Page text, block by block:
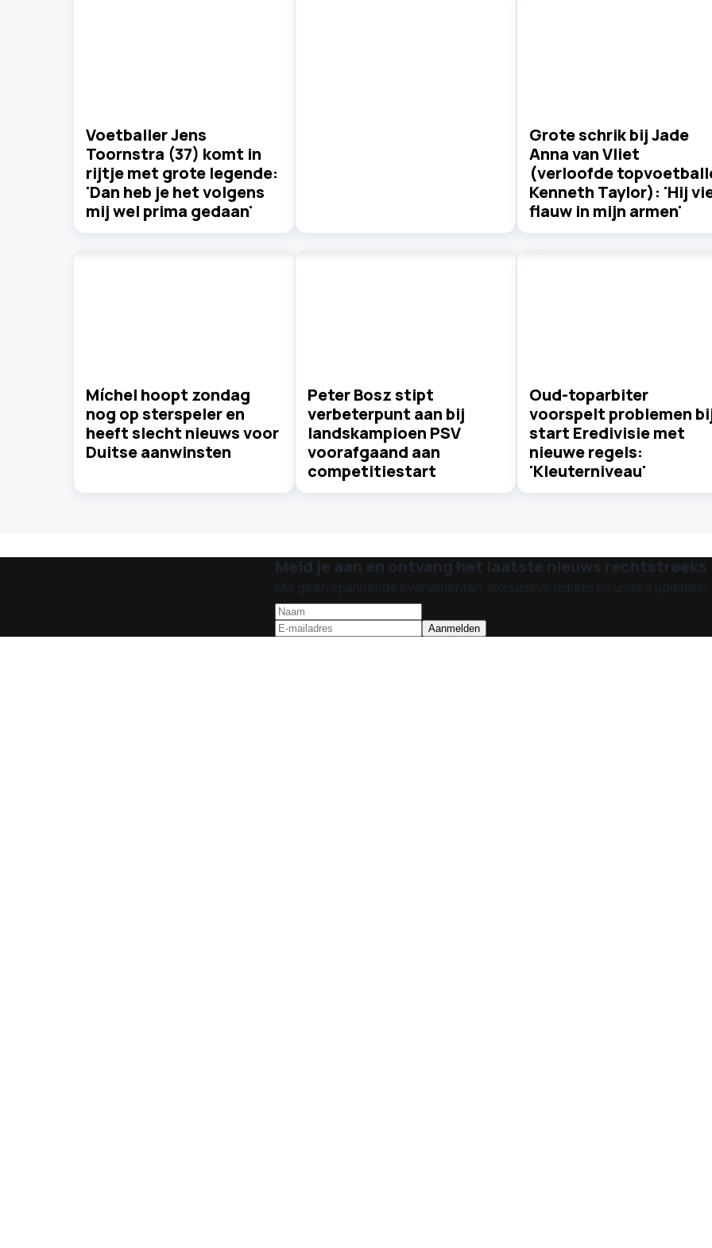
Voetballer Jens
Toornstra (37) komt in
rijtje met grote legende:
'Dan heb je het volgens
mij wel prima gedaan'
Grote schrik bij Jade
Anna van Vliet
(verloofde
Kenneth Taylor): 'Hij
flauw in mijn armen'
Míchel hoopt zondag
nog op sterspeler en
heeft slecht nieuws voor
Duitse aanwinsten
Peter Bosz stipt
verbeterpunt aan bij
landskampioen PSV
voorafgaand aan
competitiestart
Oud-toparbiter
voorspelt problemen
start Eredivisie met
nieuwe regels:
'Kleuterniveau'
Meld je aan en ontvang het laatste nieuws rechtstreeks
Mis geen spannende evenementen, exclusieve tickets en unieke updates!